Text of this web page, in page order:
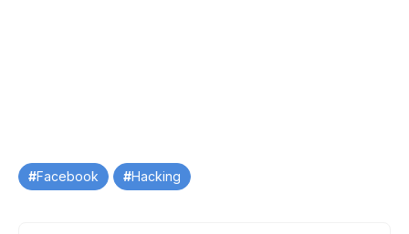
TagFacebook Hacking